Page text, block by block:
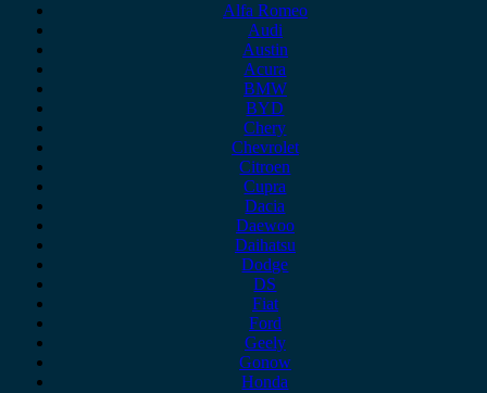
Alfa Romeo
Audi
Austin
Acura
BMW
BYD
Chery
Chevrolet
Citroen
Cupra
Dacia
Daewoo
Daihatsu
Dodge
DS
Fiat
Ford
Geely
Gonow
Honda